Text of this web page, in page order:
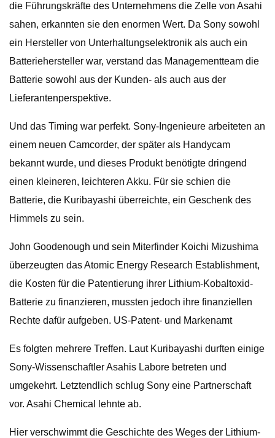
die Führungskräfte des Unternehmens die Zelle von Asahi
sahen, erkannten sie den enormen Wert. Da Sony sowohl
ein Hersteller von Unterhaltungselektronik als auch ein
Batteriehersteller war, verstand das Managementteam die
Batterie sowohl aus der Kunden- als auch aus der
Lieferantenperspektive.
Und das Timing war perfekt. Sony-Ingenieure arbeiteten an
einem neuen Camcorder, der später als Handycam
bekannt wurde, und dieses Produkt benötigte dringend
einen kleineren, leichteren Akku. Für sie schien die
Batterie, die Kuribayashi überreichte, ein Geschenk des
Himmels zu sein.
John Goodenough und sein Miterfinder Koichi Mizushima
überzeugten das Atomic Energy Research Establishment,
die Kosten für die Patentierung ihrer Lithium-Kobaltoxid-
Batterie zu finanzieren, mussten jedoch ihre finanziellen
Rechte dafür aufgeben. US-Patent- und Markenamt
Es folgten mehrere Treffen. Laut Kuribayashi durften einige
Sony-Wissenschaftler Asahis Labore betreten und
umgekehrt. Letztendlich schlug Sony eine Partnerschaft
vor. Asahi Chemical lehnte ab.
Hier verschwimmt die Geschichte des Weges der Lithium-